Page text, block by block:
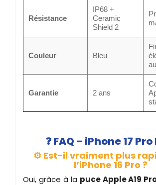
Résistance
IP68 +
Ceramic
Shield 2
Couleur Bleu
Garantie 2 ans
❓FAQ – iPhone 17
⚙️ Est-il vraiment plus
l’iPhone 16 Pro ?
Oui, grâce à la puce Apple A19